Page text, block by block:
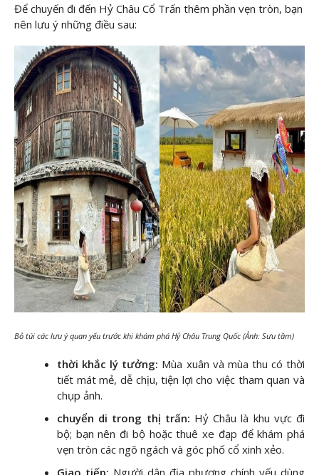
Để chuyến đi đến Hỷ Châu Cổ Trấn thêm phần vẹn tròn, bạn
nên lưu ý những điều sau:
Bỏ túi các lưu ý quan yếu trước khi khám phá Hỷ Châu Trung Quốc (Ảnh: Sưu tầm)
thời khắc lý tưởng: Mùa xuân và mùa thu có thời
tiết mát mẻ, dễ chịu, tiện lợi cho việc tham quan và
chụp ảnh.
chuyển di trong thị trấn: Hỷ Châu là khu vực đi
bộ; bạn nên đi bộ hoặc thuê xe đạp để khám phá
vẹn tròn các ngõ ngách và góc phố cổ xinh xẻo.